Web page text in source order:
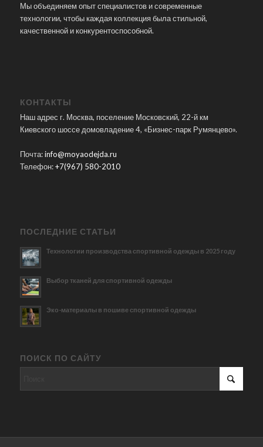
Мы объединяем опыт специалистов и современные
технологии, чтобы каждая коллекция была стильной,
качественной и конкурентоспособной.
КОНТАКТЫ
Наш адрес г. Москва, поселение Московский, 22-й км
Киевского шоссе домовладение 4, «Бизнес-парк Румянцево».
Почта:info@moyaodejda.ru
Телефон:+7(967) 580-2010
ПОСЛЕДНИЕ СТАТЬИ
Технологии производства спортивной одежды в 2025 году
Выбор тканей для спортивной одежды
Эко-материалы в пошиве спортивной одежды
ПОИСК ПО САЙТУ